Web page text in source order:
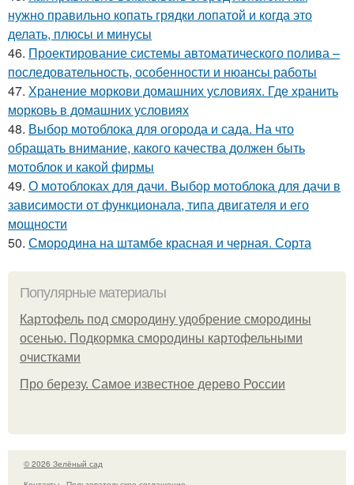
нужно правильно копать грядки лопатой и когда это
делать, плюсы и минусы
46. Проектирование системы автоматического полива –
последовательность, особенности и нюансы работы
47. Хранение моркови домашних условиях. Где хранить
морковь в домашних условиях
48. Выбор мотоблока для огорода и сада. На что
обращать внимание, какого качества должен быть
мотоблок и какой фирмы
49. О мотоблоках для дачи. Выбор мотоблока для дачи в
зависимости от функционала, типа двигателя и его
мощности
50. Смородина на штамбе красная и черная. Сорта
Популярные материалы
Картофель под смородину удобрение смородины
осенью. Подкормка смородины картофельными
очистками
Про березу. Самое известное дерево России
© 2026 Зелёный сад